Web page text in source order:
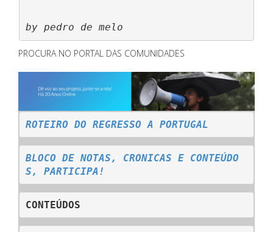
by pedro de melo
PROCURA NO PORTAL DAS COMUNIDADES
ROTEIRO DO REGRESSO A PORTUGAL
BLOCO DE NOTAS, CRONICAS E CONTEÚDO
S, PARTICIPA!
CONTEÚDOS